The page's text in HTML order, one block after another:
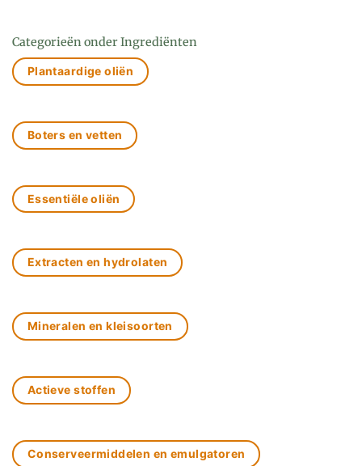
Categorieën onder Ingrediënten
Plantaardige oliën
Boters en vetten
Essentiële oliën
Extracten en hydrolaten
Mineralen en kleisoorten
Actieve stoffen
Conserveermiddelen en emulgatoren